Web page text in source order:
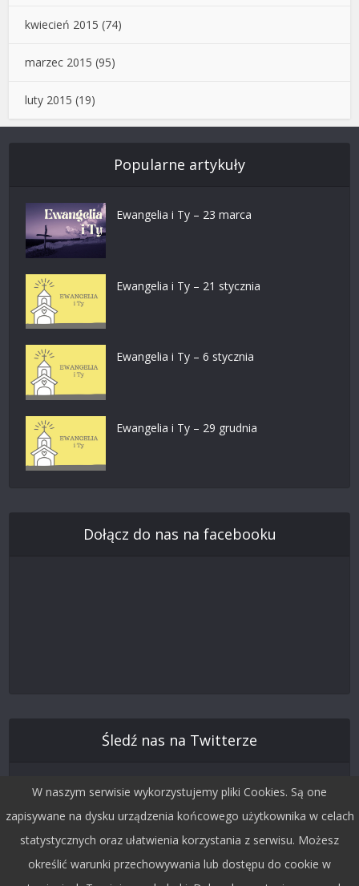
kwiecień 2015 (74)
marzec 2015 (95)
luty 2015 (19)
Popularne artykuły
Ewangelia i Ty – 23 marca
Ewangelia i Ty – 21 stycznia
Ewangelia i Ty – 6 stycznia
Ewangelia i Ty – 29 grudnia
Dołącz do nas na facebooku
Śledź nas na Twitterze
W naszym serwisie wykorzystujemy pliki Cookies. Są one
zapisywane na dysku urządzenia końcowego użytkownika w celach
statystycznych oraz ułatwienia korzystania z serwisu. Możesz
określić warunki przechowywania lub dostępu do cookie w